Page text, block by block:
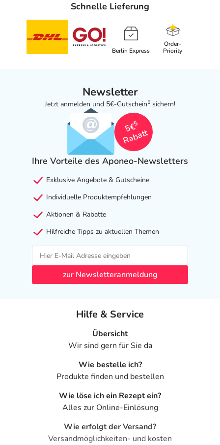
Schnelle Lieferung
Berlin Express
Order-
Priority
Newsletter
Jetzt anmelden und 5€-Gutschein5 sichern!
5€
5
Rabatt
Ihre Vorteile des Aponeo-Newsletters
Exklusive Angebote & Gutscheine
Individuelle Produktempfehlungen
Aktionen & Rabatte
Hilfreiche Tipps zu aktuellen Themen
zur Newsletteranmeldung
Hilfe & Service
Übersicht
Wir sind gern für Sie da
Wie bestelle ich?
Produkte finden und bestellen
Wie löse ich ein Rezept ein?
Alles zur Online-Einlösung
Wie erfolgt der Versand?
Versandmöglichkeiten- und kosten